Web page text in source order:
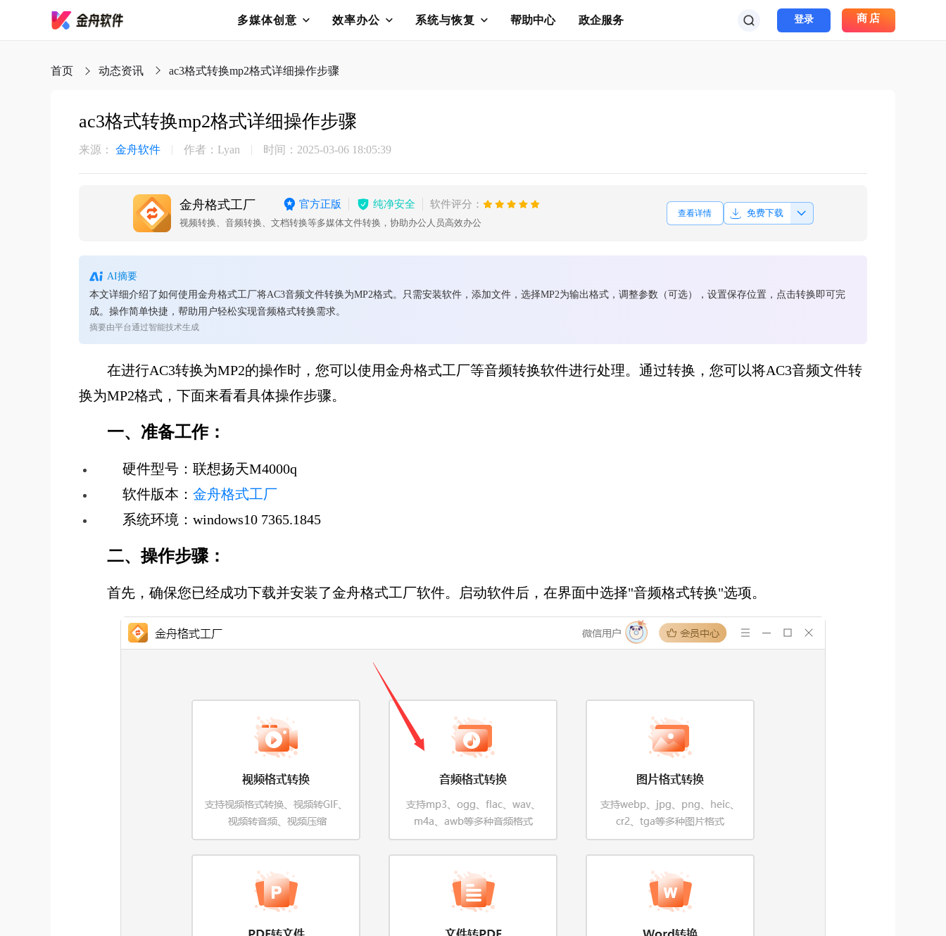
多媒体创意 效率办公 系统与恢复 帮助中心 政企服务 登录 商店
首页 动态资讯 ac3格式转换mp2格式详细操作步骤
ac3格式转换mp2格式详细操作步骤
来源： 金舟软件 作者：Lyan 时间：2025-03-06 18:05:39
金舟格式工厂 官方正版 纯净安全 软件评分：
视频转换、音频转换、文档转换等多媒体文件转换，协助办公人员高效办公
查看详情 免费下载
AI摘要
本文详细介绍了如何使用金舟格式工厂将AC3音频文件转换为MP2格式。只需安装软件，添加文件，选择MP2为输出格式，调整参数（可选），设置保存位置，点击转换即可完
成。操作简单快捷，帮助用户轻松实现音频格式转换需求。
摘要由平台通过智能技术生成
在进行AC3转换为MP2的操作时，您可以使用金舟格式工厂等音频转换软件进行处理。通过转换，您可以将AC3音频文件转
换为MP2格式，下面来看看具体操作步骤。
一、准备工作：
硬件型号：联想扬天M4000q
软件版本： 金舟格式工厂
系统环境：windows10 7365.1845
二、操作步骤：
首先，确保您已经成功下载并安装了金舟格式工厂软件。启动软件后，在界面中选择"音频格式转换"选项。